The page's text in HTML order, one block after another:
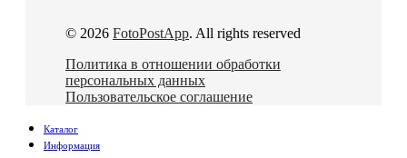
© 2026 FotoPostApp. All rights reserved
Политика в отношении обработки
персональных данных
Пользовательское соглашение
Каталог
Информация